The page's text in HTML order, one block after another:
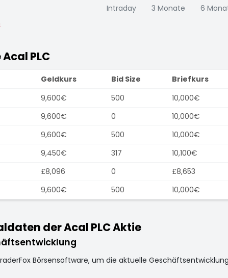
Intraday 3 Monate 6
PLC
Geldkurs Bid Size Briefkurs
9,600€ 500 10,000€
9,600€ 0 10,000€
9,600€ 500 10,000€
9,450€ 317 10,100€
£8,096 0 £8,653
9,600€ 500 10,000€
der Acal PLC Aktie
Börsensoftware, um die aktuelle